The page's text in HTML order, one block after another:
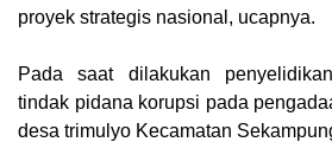
proyek strategis nasional, ucapnya.
Pada saat dilakukan
tindak pidana korupsi pada
desa trimulyo Kecamatan